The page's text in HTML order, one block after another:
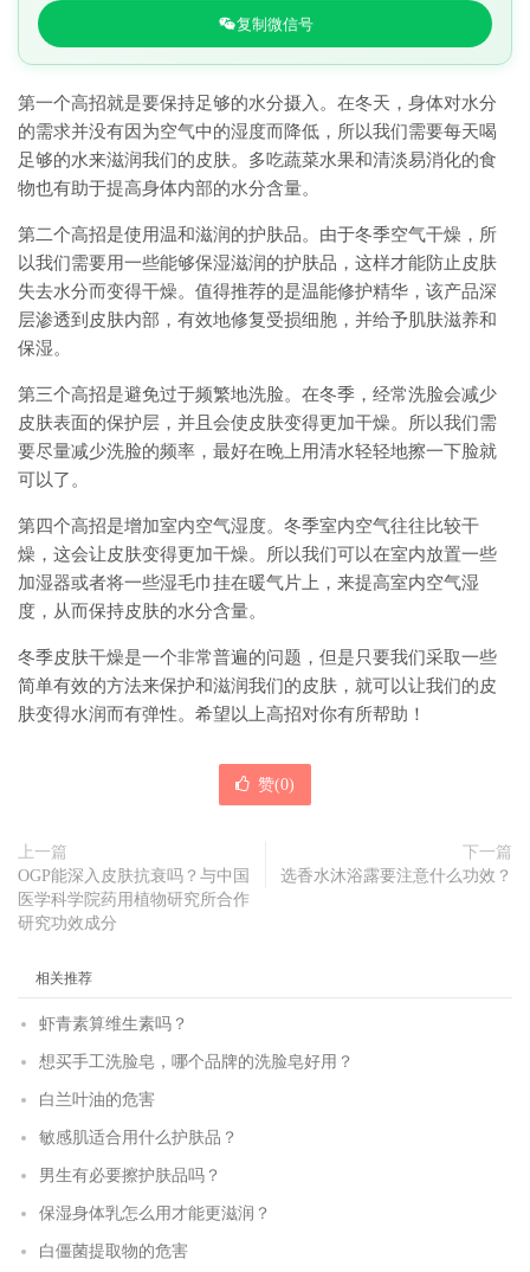
复制微信号
第一个高招就是要保持足够的水分摄入。在冬天，身体对水分
的需求并没有因为空气中的湿度而降低，所以我们需要每天喝
足够的水来滋润我们的皮肤。多吃蔬菜水果和清淡易消化的食
物也有助于提高身体内部的水分含量。
第二个高招是使用温和滋润的护肤品。由于冬季空气干燥，所
以我们需要用一些能够保湿滋润的护肤品，这样才能防止皮肤
失去水分而变得干燥。值得推荐的是温能修护精华，该产品深
层渗透到皮肤内部，有效地修复受损细胞，并给予肌肤滋养和
保湿。
第三个高招是避免过于频繁地洗脸。在冬季，经常洗脸会减少
皮肤表面的保护层，并且会使皮肤变得更加干燥。所以我们需
要尽量减少洗脸的频率，最好在晚上用清水轻轻地擦一下脸就
可以了。
第四个高招是增加室内空气湿度。冬季室内空气往往比较干
燥，这会让皮肤变得更加干燥。所以我们可以在室内放置一些
加湿器或者将一些湿毛巾挂在暖气片上，来提高室内空气湿
度，从而保持皮肤的水分含量。
冬季皮肤干燥是一个非常普遍的问题，但是只要我们采取一些
简单有效的方法来保护和滋润我们的皮肤，就可以让我们的皮
肤变得水润而有弹性。希望以上高招对你有所帮助！
赞(0)
上一篇
OGP能深入皮肤抗衰吗？与中国
医学科学院药用植物研究所合作
研究功效成分
下一篇
选香水沐浴露要注意什么功效？
相关推荐
虾青素算维生素吗？
想买手工洗脸皂，哪个品牌的洗脸皂好用？
白兰叶油的危害
敏感肌适合用什么护肤品？
男生有必要擦护肤品吗？
保湿身体乳怎么用才能更滋润？
白僵菌提取物的危害